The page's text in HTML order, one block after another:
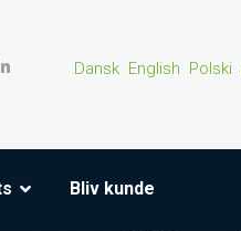
Dansk English Polski
Bliv kunde